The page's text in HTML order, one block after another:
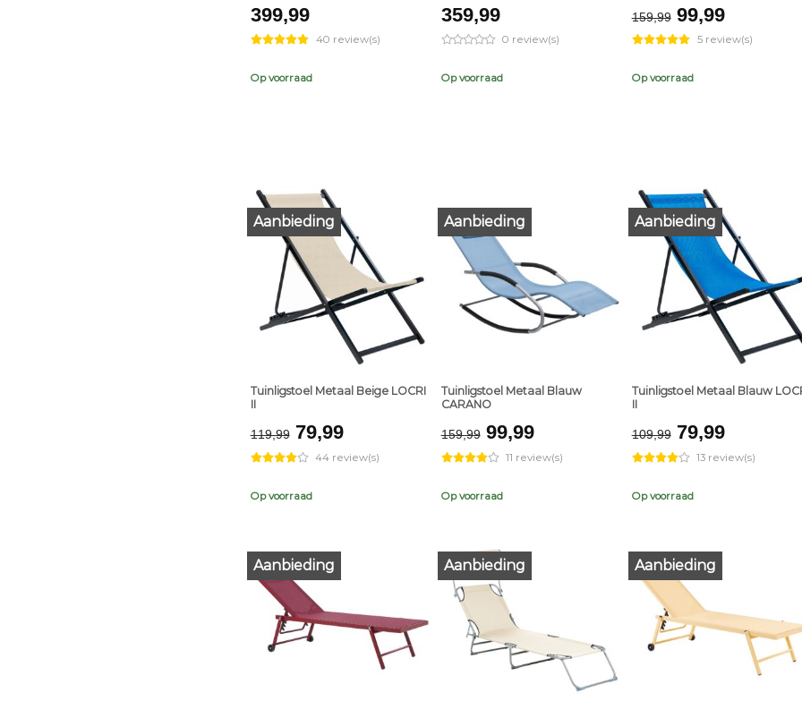
399,99
40 review(s)
Op voorraad
359,99
0 review(s)
Op voorraad
159,99 Original
price
was:
€159,99.
99,99Current
price
is:
5 review(s)
Op voorraad
Aanbieding
Tuinligstoel Metaal Beige LOCRI
II
119,99 Original
price
was:
€119,99.
79,99Current
price
is:
44 review(s)
Op voorraad
Aanbieding
Tuinligstoel Metaal Blauw
CARANO
159,99 Original
price
was:
€159,99.
99,99Current
price
is:
11 review(s)
Op voorraad
Aanbieding
Tuinligstoel Metaal Blauw
II
109,99 Original
price
was:
€109,99.
79,99Current
price
is:
13 review(s)
Op voorraad
Aanbieding Aanbieding Aanbieding